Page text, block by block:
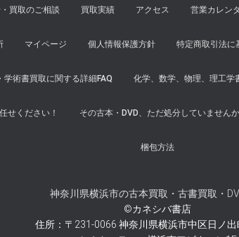
買取のご相談 買取実績 アクセス 営業カレン
マイページ 個人情報保護方針 特定商取引法に
術書買取に関する詳細FAQ 化学、数学、物理、理工学
せください！ その古本・DVD、ただ処分していません
梱包方法
神奈川県横浜市の古本買取・古書買取・
©カネシバ書店
住所：〒231-0066 神奈川県横浜市中区日ノ出